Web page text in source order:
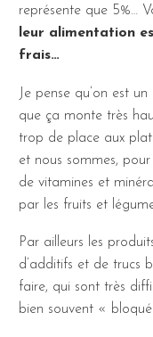
représente que 5%…
leur alimentation
frais…
Je pense qu’on est
que ça monte très
trop de place aux
et nous sommes,
de vitamines et
par les fruits et
Par ailleurs les
d’additifs et de trucs
faire, qui sont très
bien souvent «